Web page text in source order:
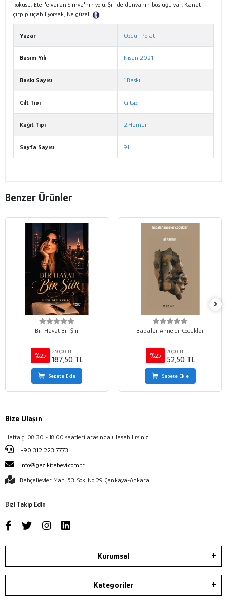
kokusu, Eter'e varan Simya'nın yolu. Şiirde dünyanın boşluğu var. Kanat
çırpıp uçabiliyorsak, Ne güzel!
Yazar Özgür Polat
Basım Yılı Nisan 2021
Baskı Sayısı 1.Baskı
Cilt Tipi Ciltsiz
Kağıt Tipi 2.Hamur
Sayfa Sayısı 91
Benzer Ürünler
Bir Hayat Bir Şiir
%25
250,00 TL
187,50 TL
Sepete Ekle
Babalar Anneler Çocuklar
%25
70,00 TL
52,50 TL
Sepete Ekle
Bize Ulaşın
Haftaiçi 08:30 - 18:00 saatleri arasında ulaşabilirsiniz.
+90 312 223 7773
info@gazikitabevi.com.tr
Bahçelievler Mah. 53. Sok. No:29 Çankaya-Ankara
Bizi Takip Edin
Kurumsal
Kategoriler